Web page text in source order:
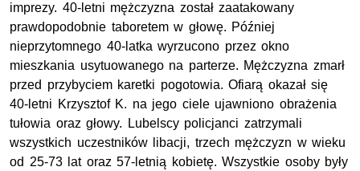
imprezy. 40-letni mężczyzna został zaatakowany
prawdopodobnie taboretem w głowę. Później
nieprzytomnego 40-latka wyrzucono przez okno
mieszkania usytuowanego na parterze. Mężczyzna zmarł
przed przybyciem karetki pogotowia. Ofiarą okazał się
40-letni Krzysztof K. na jego ciele ujawniono obrażenia
tułowia oraz głowy. Lubelscy policjanci zatrzymali
wszystkich uczestników libacji, trzech mężczyzn w wieku
od 25-73 lat oraz 57-letnią kobietę. Wszystkie osoby były